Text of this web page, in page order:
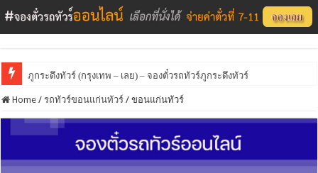
ภูกระดึงทัวร์ (กรุงเทพ – เลย) – จองตั๋วรถทัวร์ภูกระดึงทัวร์
Home / รถทัวร์ขอนแก่นทัวร์ / ขอนแก่นทัวร์